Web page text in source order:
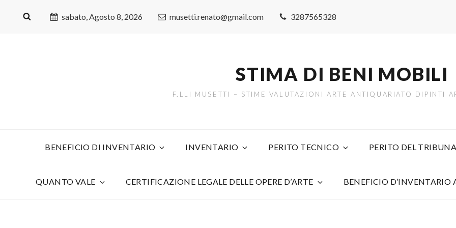
sabato, Agosto 8, 2026 musetti.renato@gmail.com 3287565328
STIMA DI BENI MOBILI
F.LLI MUSETTI – STIME VALUTAZIONI ARTE ANTIQUARIATO DIPINTI
BENEFICIO DI INVENTARIO INVENTARIO PERITO TECNICO PERITO DEL
QUANTO VALE CERTIFICAZIONE LEGALE DELLE OPERE D’ARTE BENEFICIO D’INVENTARIO